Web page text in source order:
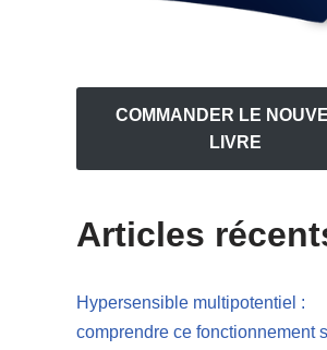
COMMANDER LE
LIVRE
Articles
Hypersensible multipotentiel :
comprendre ce fonctionnement